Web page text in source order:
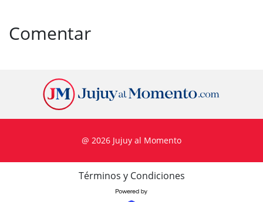
Comentar
@ 2026 Jujuy al Momento
Términos y Condiciones